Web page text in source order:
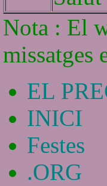
Nota : El
missatges
EL
INICI
Festes
.ORG